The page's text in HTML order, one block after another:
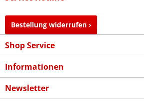
Bestellung widerrufen ›
Shop Service
Informationen
Newsletter